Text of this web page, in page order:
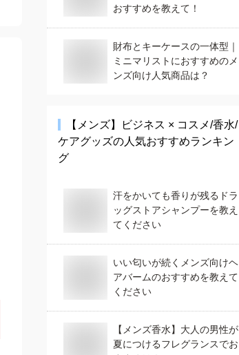
おすすめを教えて！
財布とキーケースの一体型｜
ミニマリストにおすすめのメ
ンズ向け人気商品は？
【メンズ】
ビジネス × コスメ/香水/
ケアグッズの人気おすすめランキン
グ
汗をかいても香りが残るドラ
ッグストアシャンプーを教え
てください
いい匂いが続くメンズ向けヘ
アバームのおすすめを教えて
ください
【メンズ香水】大人の男性が
夏につけるフレグランスでお